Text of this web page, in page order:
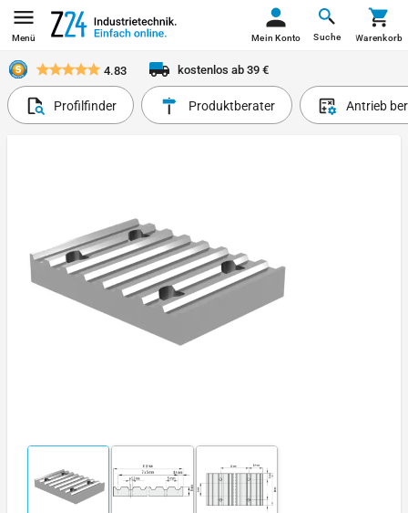
Menü Suche
Mein Konto Warenkorb
4.83 kostenlos ab 39 €
Profilfinder Produktberater Antrieb